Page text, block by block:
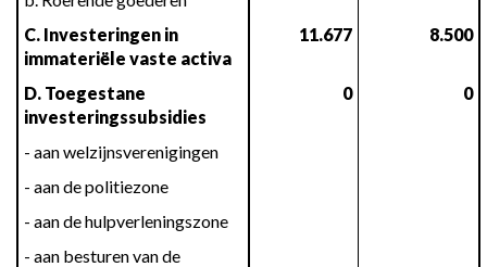
C. Investeringen in
immateriële vaste activa
11.677 8.500
D. Toegestane
investeringssubsidies
0 0
- aan welzijnsverenigingen
- aan de politiezone
- aan de hulpverleningszone
- aan besturen van de